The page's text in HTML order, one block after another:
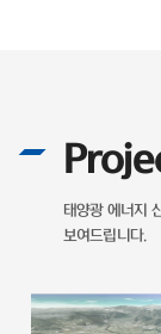
태양광 에너지
보여드립니다.